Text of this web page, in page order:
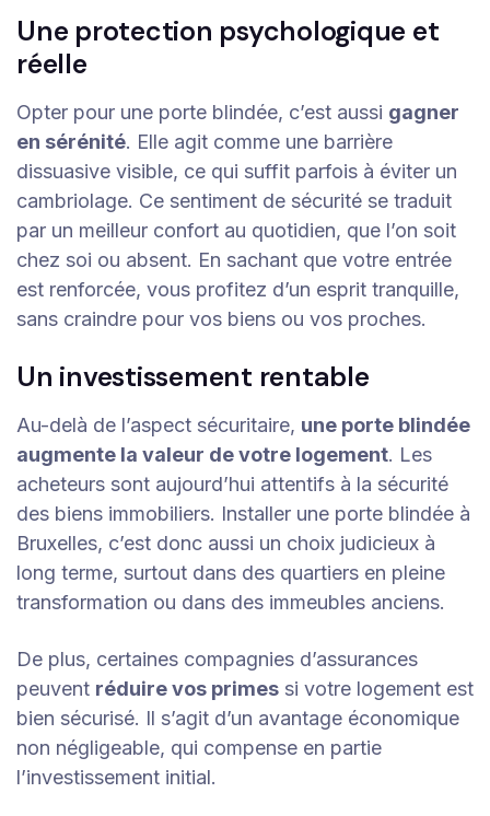
Une protection psychologique et
réelle
Opter pour une porte blindée, c’est aussi gagner
en sérénité. Elle agit comme une barrière
dissuasive visible, ce qui suffit parfois à éviter un
cambriolage. Ce sentiment de sécurité se traduit
par un meilleur confort au quotidien, que l’on soit
chez soi ou absent. En sachant que votre entrée
est renforcée, vous profitez d’un esprit tranquille,
sans craindre pour vos biens ou vos proches.
Un investissement rentable
Au-delà de l’aspect sécuritaire, une porte blindée
augmente la valeur de votre logement. Les
acheteurs sont aujourd’hui attentifs à la sécurité
des biens immobiliers. Installer une porte blindée à
Bruxelles, c’est donc aussi un choix judicieux à
long terme, surtout dans des quartiers en pleine
transformation ou dans des immeubles anciens.
De plus, certaines compagnies d’assurances
peuvent réduire vos primes si votre logement est
bien sécurisé. Il s’agit d’un avantage économique
non négligeable, qui compense en partie
l’investissement initial.